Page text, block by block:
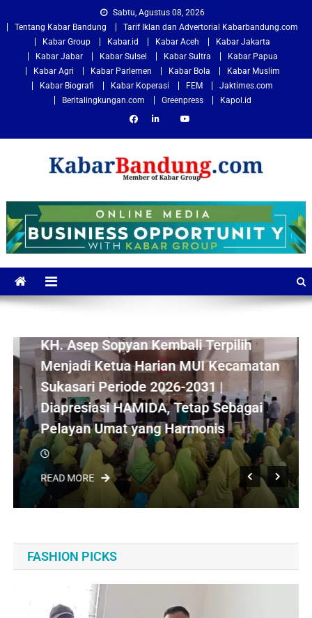
Sabtu, Agustus 08, 2026
Tentang Kabar Bandung
Tarif Iklan dan Advertorial Kabarbandung.com
Kabar Group
Kabar.id Kabar Aceh
Kabar Jakarta
Kabar Jabar
Kabar Sulsel Kabar Sultra
Kabar Papua
Kabar Agri
Kabar Parlemen Kabar Bola
Kabar Muslim
Kabar Biografi
Kabar Koperasi FEM
Jaktimes.com
Beritalingkungan.com
Greenpress Kapol.id
Kabarbandung.com
KH. Asep Sopyan Kembali Terpilih
Menjadi Ketua Harian MUI Kecamatan
Sukasari Periode 2026-2031 |
Diapresiasi HAMIDA, Tetap Sebagai
Pelayan Umat yang Harmonis
READ MORE
FASHION PICKS